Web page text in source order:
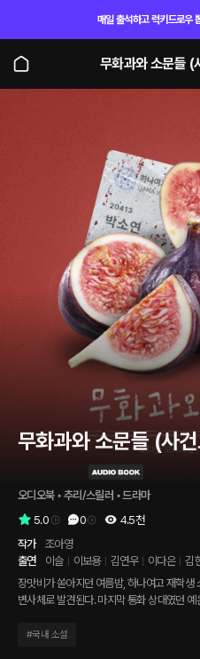
매일 출석하고 럭키드로우
무화과와 소문들 (사
오디오북 • 추리/스릴러 • 드라마
5.0
0 4.5천
작가
조아영
출연
이슬 이보용 김연우 이다은
김
장맛비가 쏟아지던 여름밤, 하나여고 재학생
변사체로 발견된다. 마지막 통화 상대였던
리고 따라오는 무수한 속삭임들... 학교에 피
#국내 소설